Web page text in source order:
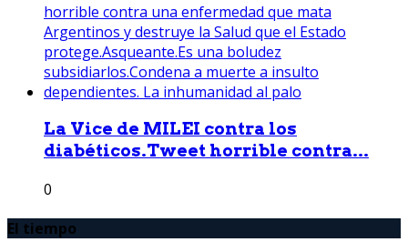
La Vice de MILEI contra los
diabéticos.Tweet horrible contra...
0
El tiempo